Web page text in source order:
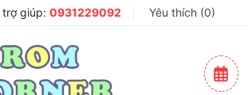
trợ giúp: 0931229092 Yêu thích (0)